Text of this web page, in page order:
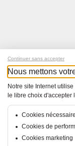
Continuer sans accepter
Nous mettons
Notre site Internet
le libre choix d'accepter
Cookies
Cookies de
Cookies marketing